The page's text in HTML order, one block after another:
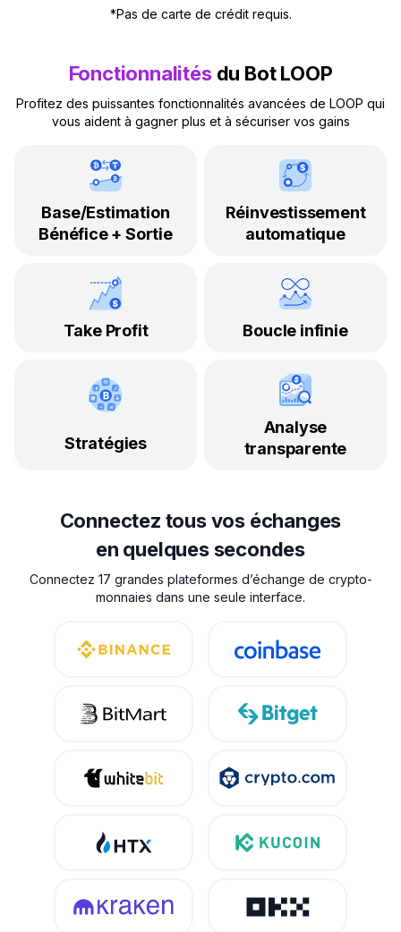
*Pas de carte de crédit requis.
Fonctionnalitésdu Bot LOOP
Profitez des puissantes fonctionnalités avancées de LOOP qui
vous aident à gagner plus et à sécuriser vos gains
Base/Estimation
Bénéfice + Sortie
Réinvestissement
automatique
Take Profit Boucle infinie
Stratégies
Analyse
transparente
Connectez tous vos échanges
en quelques secondes
Connectez 17 grandes plateformes d’échange de crypto-
monnaies dans une seule interface.